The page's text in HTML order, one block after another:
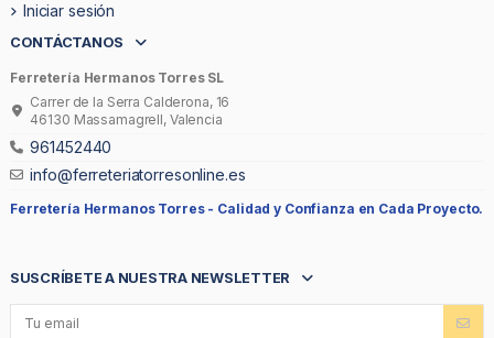
Iniciar sesión
CONTÁCTANOS
Ferretería Hermanos Torres SL
Carrer de la Serra Calderona, 16
46130 Massamagrell, Valencia
961452440
info@ferreteriatorresonline.es
Ferretería Hermanos Torres - Calidad y Confianza en Cada Proyecto.
SUSCRÍBETE A NUESTRA NEWSLETTER